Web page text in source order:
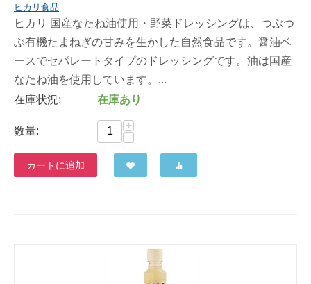
ヒカリ食品
ヒカリ 国産なたね油使用・野菜ドレッシングは、つぶつ
ぶ有機たまねぎの甘みを生かした自然食品です。醤油ベ
ースでセパレートタイプのドレッシングです。油は国産
なたね油を使用しています。...
在庫状況:
在庫あり
数量:
+
−
カートに追加